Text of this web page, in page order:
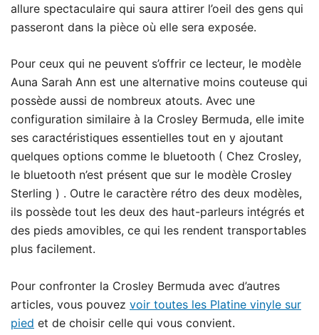
allure spectaculaire qui saura attirer l’oeil des gens qui
passeront dans la pièce où elle sera exposée.
Pour ceux qui ne peuvent s’offrir ce lecteur, le modèle
Auna Sarah Ann est une alternative moins couteuse qui
possède aussi de nombreux atouts. Avec une
configuration similaire à la Crosley Bermuda, elle imite
ses caractéristiques essentielles tout en y ajoutant
quelques options comme le bluetooth ( Chez Crosley,
le bluetooth n’est présent que sur le modèle Crosley
Sterling ) . Outre le caractère rétro des deux modèles,
ils possède tout les deux des haut-parleurs intégrés et
des pieds amovibles, ce qui les rendent transportables
plus facilement.
Pour confronter la Crosley Bermuda avec d’autres
articles, vous pouvez voir toutes les Platine vinyle sur
pied et de choisir celle qui vous convient.